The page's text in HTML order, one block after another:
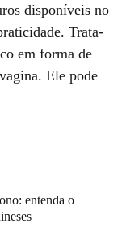
disponíveis no
Trata-
em forma de
Ele pode
entenda o